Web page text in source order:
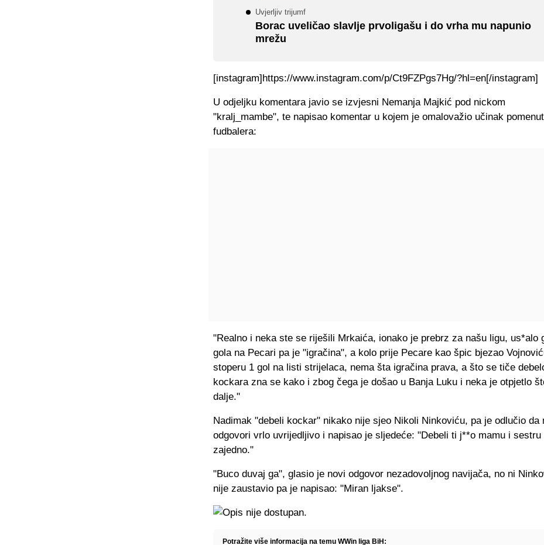
Uvjerljiv trijumf
Borac uveličao slavlje prvoligašu i do vrha mu napunio
mrežu
[instagram]https://www.instagram.com/p/Ct9FZPgs7Hg/?hl=en[/instagram]
U odjeljku komentara javio se izvjesni Nemanja Majkić pod nickom
"kralj_mambe", te napisao komentar u kojem je omalovažio učinak
fudbalera:
"Realno i neka ste se riješili Mrkaića, ionako je prebrz za našu ligu, us*alo
gola na Pecari pa je "igračina", a kolo prije Pecare kao špic bjezao
stoperu 1 gol na listi strijelaca, nema šta igračina prava, a što se tiče
kockara zna se kako i zbog čega je došao u Banja Luku i neka je otpjetlo
dalje."
Nadimak "debeli kockar" nikako nije sjeo Nikoli Ninkoviću, pa je odlučio da
odgovori vrlo uvrijedljivo i napisao je sljedeće: "Debeli ti j**o mamu i sestru
zajedno."
"Buco duvaj ga", glasio je novi odgovor nezadovoljnog navijača, no ni
nije zaustavio pa je napisao: "Miran ljakse".
Potražite više informacija na temu WWin liga BiH: